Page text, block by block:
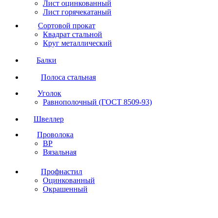
Лист оцинкованный
Лист горячекатаный
Сортовой прокат
Квадрат стальной
Круг металлический
Балки
Полоса стальная
Уголок
Равнополочный (ГОСТ 8509-93)
Швеллер
Проволока
ВР
Вязальная
Профнастил
Оцинкованный
Окрашенный